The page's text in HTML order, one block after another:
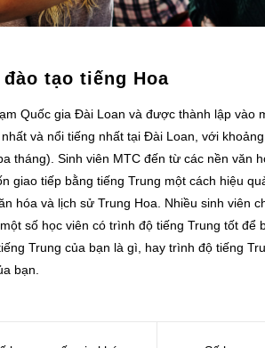
tạo tiếng Hoa
Quốc gia Đài Loan và được thành lập vào
và nổi tiếng nhất tại Đài Loan, với
tháng). Sinh viên MTC đến từ các nền văn
giao tiếp bằng tiếng Trung một cách hiệu
hóa và lịch sử Trung Hoa. Nhiều sinh viên
số học viên có trình độ tiếng Trung tốt để
Trung của bạn là gì, hay trình độ tiếng
bạn.